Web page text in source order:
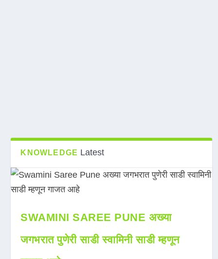
KNOWLEDGE Latest
SWAMINI SAREE PUNE अख्या
जगभरात पुणेरी साडी स्वामिनी साडी म्हणून